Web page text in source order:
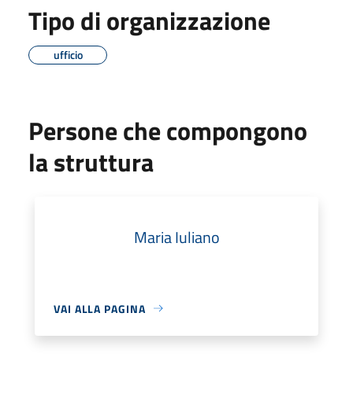
Tipo di organizzazione
ufficio
Persone che compongono
la struttura
Maria Iuliano
VAI ALLA PAGINA